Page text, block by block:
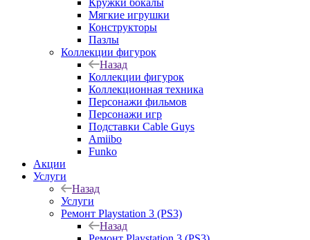
Кружки бокалы
Мягкие игрушки
Конструкторы
Пазлы
Коллекции фигурок
Назад
Коллекции фигурок
Коллекционная техника
Персонажи фильмов
Персонажи игр
Подставки Cable Guys
Amiibo
Funko
Акции
Услуги
Назад
Услуги
Ремонт Playstation 3 (PS3)
Назад